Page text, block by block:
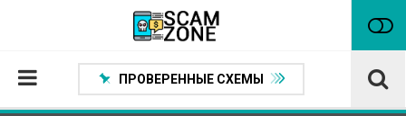
ПРОВЕРЕННЫЕ СХЕМЫ